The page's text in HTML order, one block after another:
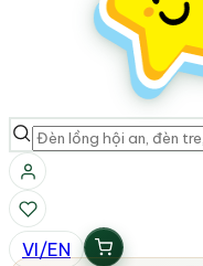
VI/EN